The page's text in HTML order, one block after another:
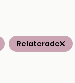
Relaterade